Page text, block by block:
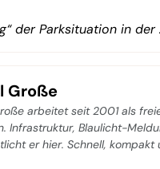
der Parksituation in
Große
arbeitet seit 2001 als
Infrastruktur, Blaulicht-
er hier. Schnell, kompakt